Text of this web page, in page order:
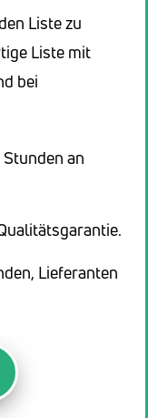
Liste zu
Liste mit
bei
an
Lieferanten